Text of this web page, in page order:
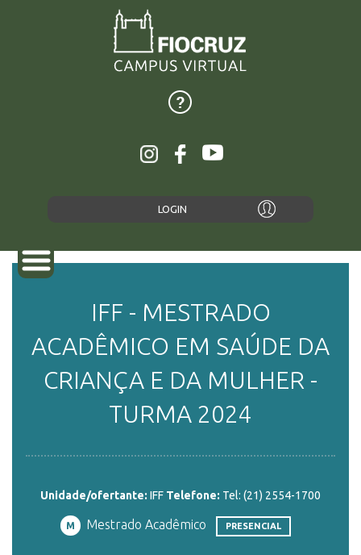
LOGIN
SOBRE
PLATAFORMAS
IFF - MESTRADO
ACADÊMICO EM SAÚDE DA
CRIANÇA E DA MULHER -
TURMA 2024
Unidade/ofertante: IFF Telefone: Tel: (21) 2554-1700
M Mestrado Acadêmico PRESENCIAL